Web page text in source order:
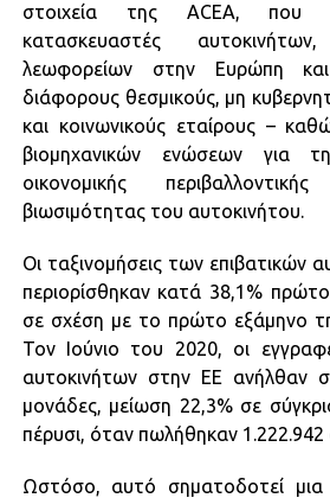
στοιχεία της ACEA, που
κατασκευαστές
λεωφορείων στην Ευρώπη
διάφορους θεσμικούς, μη
και κοινωνικούς εταίρους –
βιομηχανικών ενώσεων για
οικονομικής
βιωσιμότητας του αυτοκινήτου.
Οι ταξινομήσεις των επιβατικών
περιορίσθηκαν κατά 38,1%
σε σχέση με το πρώτο εξάμηνο
Τον Ιούνιο του 2020, οι
αυτοκινήτων στην ΕΕ ανήλθαν
μονάδες, μείωση 22,3% σε
πέρυσι, όταν πωλήθηκαν 1.222.942
Ωστόσο, αυτό σηματοδοτεί μια